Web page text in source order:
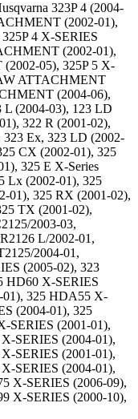
323P 4 (2004-
(2002-01),
4 X-SERIES
(2002-01),
05), 325P 5 X-
ATTACHMENT
(2004-06),
L (2004-03), 123 LD
322 R (2001-02),
323 Ex, 323 LD (2002-
CX (2002-01), 325
325 E X-Series
Lx (2002-01), 325
01), 325 RX (2001-02),
TX (2001-02),
2003-03,
L/2002-01,
2004-01,
(2005-02), 323
HD60 X-SERIES
01), 325 HDA55 X-
(2004-01), 325
SERIES (2001-01),
SERIES (2004-01),
SERIES (2001-01),
SERIES (2004-01),
X-SERIES (2006-09),
X-SERIES (2000-10),